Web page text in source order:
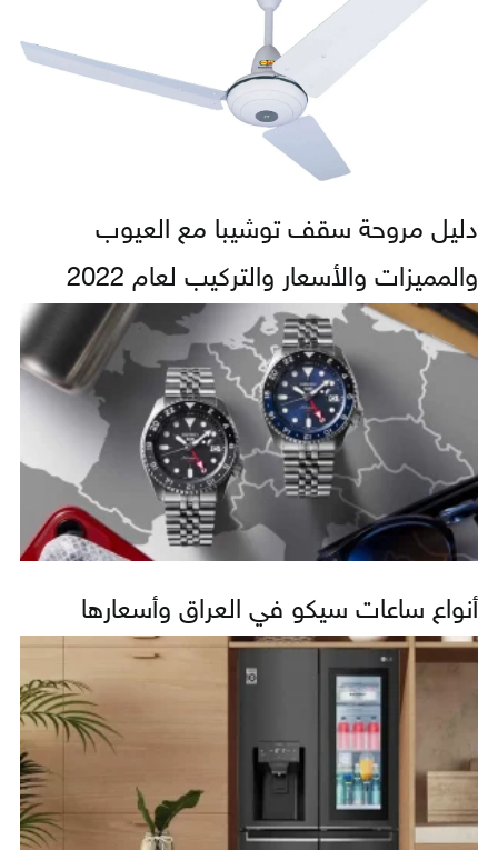
دليل مروحة سقف توشيبا مع العيوب
والمميزات والأسعار والتركيب لعام 2022
أنواع ساعات سيكو في العراق وأسعارها